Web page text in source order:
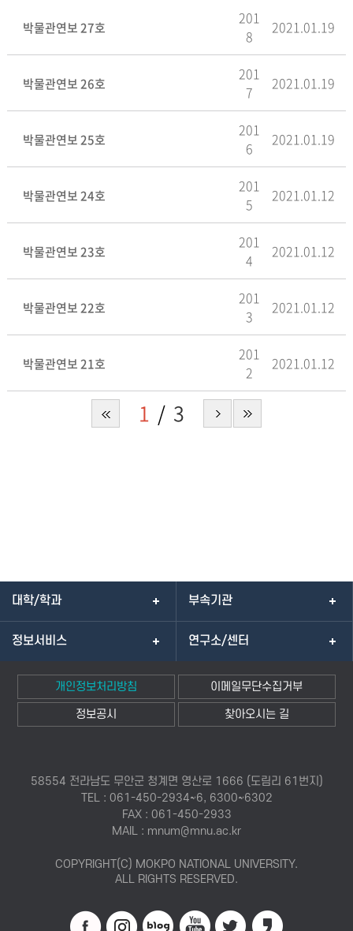
박물관연보 27호
201
8
2021.01.19
박물관연보 26호
201
7
2021.01.19
박물관연보 25호
201
6
2021.01.19
박물관연보 24호
201
5
2021.01.12
박물관연보 23호
201
4
2021.01.12
박물관연보 22호
201
3
2021.01.12
박물관연보 21호
201
2
2021.01.12
1 3
대학/학과 부속기관
정보서비스 연구소/센터
개인정보처리방침 이메일무단수집거부
정보공시 찾아오시는 길
58554 전라남도 무안군 청계면 영산로 1666 (도림리 61번지)
TEL : 061-450-2934~6, 6300~6302
FAX : 061-450-2933
MAIL : mnum@mnu.ac.kr
COPYRIGHT(C) MOKPO NATIONAL UNIVERSITY.
ALL RIGHTS RESERVED.